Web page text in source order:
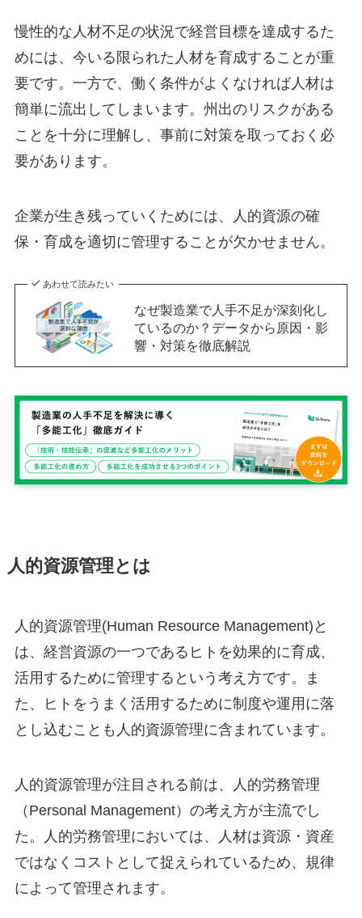
慢性的な人材不足の状況で経営目標を達成するた
めには、今いる限られた人材を育成することが重
要です。一方で、働く条件がよくなければ人材は
簡単に流出してしまいます。州出のリスクがある
ことを十分に理解し、事前に対策を取っておく必
要があります。
企業が生き残っていくためには、人的資源の確
保・育成を適切に管理することが欠かせません。
あわせて読みたい
なぜ製造業で人手不足が深刻化し
ているのか？データから原因・影
響・対策を徹底解説
人的資源管理とは
人的資源管理(Human Resource Management)と
は、経営資源の一つであるヒトを効果的に育成、
活用するために管理するという考え方です。ま
た、ヒトをうまく活用するために制度や運用に落
とし込むことも人的資源管理に含まれています。
人的資源管理が注目される前は、人的労務管理
（Personal Management）の考え方が主流でし
た。人的労務管理においては、人材は資源・資産
ではなくコストとして捉えられているため、規律
によって管理されます。